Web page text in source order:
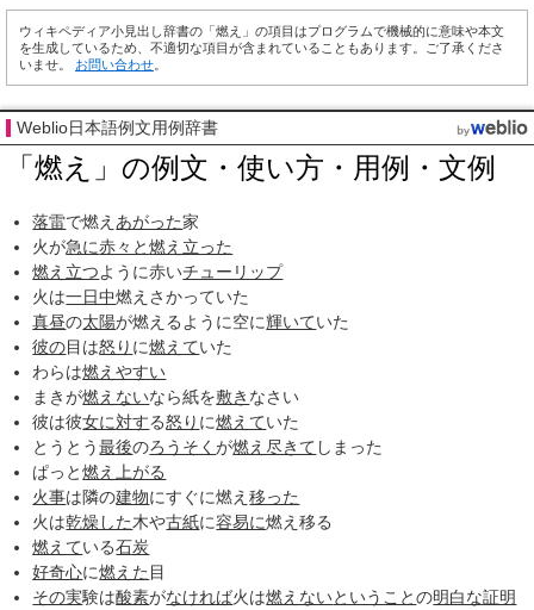
ウィキペディア小見出し辞書の「燃え」の項目はプログラムで機械的に意味や本文
を生成しているため、不適切な項目が含まれていることもあります。ご了承くださ
いませ。 お問い合わせ
Weblio日本語例文用例辞書
「燃え」の例文・使い方・用例・文例
落雷で燃え あがった家
火が急に赤々と燃え立った
燃え立つように赤いチューリップ
火は一日中燃えさかっていた
真昼の太陽が燃えるように空に輝いていた
彼の目は怒り に燃えていた
わらは燃えやすい
まきが燃えないなら紙を敷き なさい
彼は彼女に対する怒り に燃えていた
とうとう最後のろうそくが燃え尽きて しまった
ぱっと燃え上がる
火事は隣の建物にすぐに燃え移った
火は乾燥した木や古紙に容易に燃え移る
燃えている石炭
好奇心に燃えた 目
その実験は酸素がなければ火は燃えないということの明白な証明